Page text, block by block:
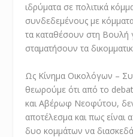
ιδρύματα σε πολιτικά
συνδεδεμένους με
τα καταθέσουν στη Βουλή
σταματήσουν τα
Ως Κίνημα Οικολόγων –
θεωρούμε ότι από το
και Αβέρωφ Νεοφύτου,
αποτέλεσμα και πως είναι
δυο κομμάτων να